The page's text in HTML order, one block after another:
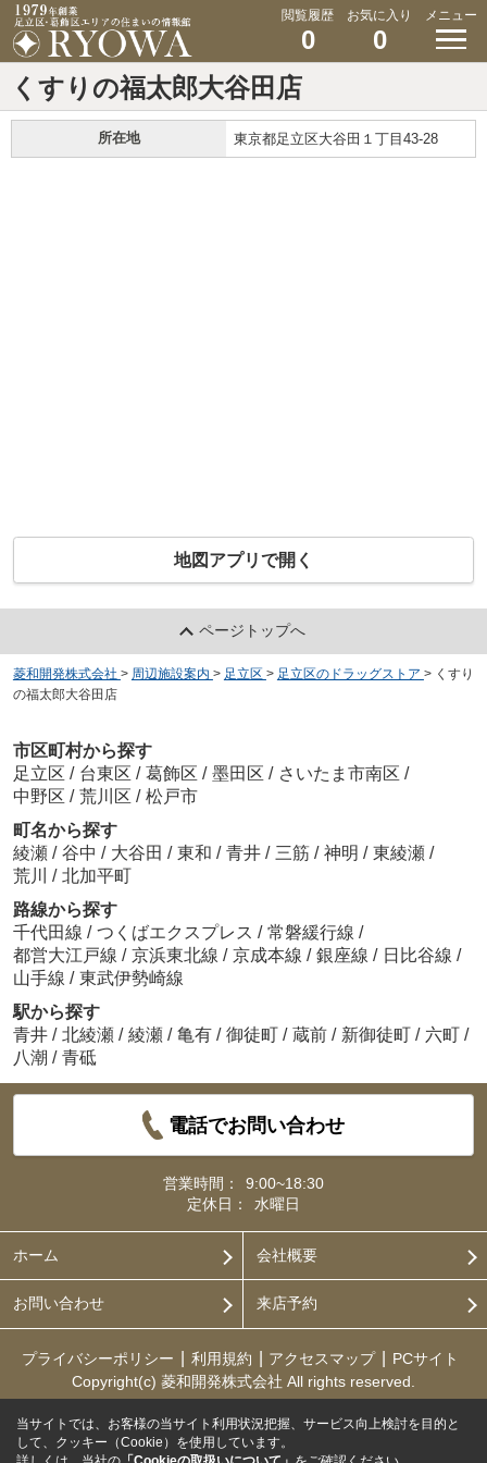
閲覧履歴
0
お気に入り
0
メニュー
くすりの福太郎大谷田店
所在地 東京都足立区大谷田１丁目43-28
地図アプリで開く
ページトップへ
菱和開発株式会社 > 周辺施設案内 > 足立区 > 足立区のドラッグストア > くすり
の福太郎大谷田店
市区町村から探す
足立区 / 台東区 / 葛飾区 / 墨田区 / さいたま市南区 /
中野区 / 荒川区 / 松戸市
町名から探す
綾瀬 / 谷中 / 大谷田 / 東和 / 青井 / 三筋 / 神明 / 東綾瀬 /
荒川 / 北加平町
路線から探す
千代田線 / つくばエクスプレス / 常磐緩行線 /
都営大江戸線 / 京浜東北線 / 京成本線 / 銀座線 / 日比谷線 /
山手線 / 東武伊勢崎線
駅から探す
青井 / 北綾瀬 / 綾瀬 / 亀有 / 御徒町 / 蔵前 / 新御徒町 / 六町 /
八潮 / 青砥
電話でお問い合わせ
営業時間：
9:00~18:30
定休日：
水曜日
ホーム 会社概要
お問い合わせ 来店予約
プライバシーポリシー 利用規約 アクセスマップ
PCサイト
Copyright(c) 菱和開発株式会社 All rights reserved.
当サイトでは、お客様の当サイト利用状況把握、サービス向上検討を目的と
して、クッキー（Cookie）を使用しています。